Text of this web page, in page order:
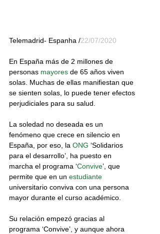
Telemadrid- Espanha /22/07/2020
En España más de 2 millones de
personas mayores de 65 años viven
solas. Muchas de ellas manifiestan que
se sienten solas, lo puede tener efectos
perjudiciales para su salud.
La soledad no deseada es un
fenómeno que crece en silencio en
España, por eso, la ONG ‘Solidarios
para el desarrollo’, ha puesto en
marcha el programa ‘Convive’, que
permite que en un estudiante
universitario conviva con una persona
mayor durante el curso académico.
Su relación empezó gracias al
programa ‘Convive’, y aunque ahora